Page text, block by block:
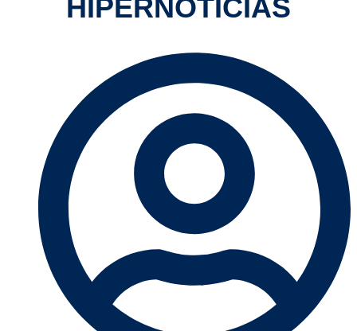
HIPERNOTÍCIAS